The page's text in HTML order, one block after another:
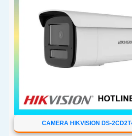
CAMERA HIKVISION DS-